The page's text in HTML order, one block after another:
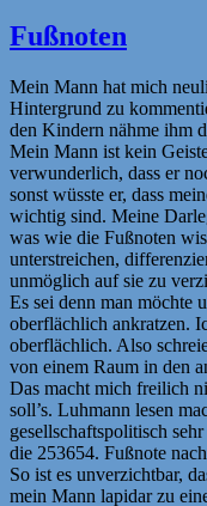
Fußnoten
Mein Mann hat mich
Hintergrund zu
den Kindern nähme ihm
Mein Mann ist kein
verwunderlich, dass er
sonst wüsste er, dass
wichtig sind. Meine
was wie die Fußnoten
unterstreichen,
unmöglich auf sie zu
Es sei denn man möchte
oberflächlich ankratzen.
oberflächlich. Also
von einem Raum in den
Das macht mich freilich
soll’s. Luhmann lesen
gesellschaftspolitisch
die 253654. Fußnote
So ist es unverzichtbar,
mein Mann lapidar zu